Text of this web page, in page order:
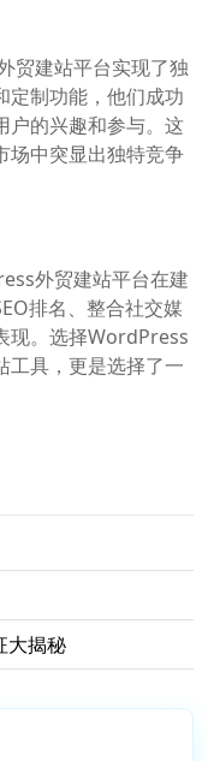
建站平台实现了独
定制功能，他们成功
户的兴趣和参与。这
场中突显出独特竞争
外贸建站平台在建
排名、整合社交媒
现。选择WordPress
工具，更是选择了一
大揭秘